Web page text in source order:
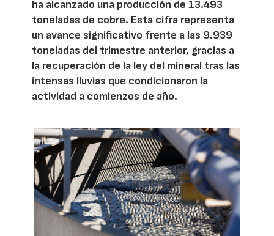
ha alcanzado una producción de 13.493
toneladas de cobre. Esta cifra representa
un avance significativo frente a las 9.939
toneladas del trimestre anterior, gracias a
la recuperación de la ley del mineral tras las
intensas lluvias que condicionaron la
actividad a comienzos de año.